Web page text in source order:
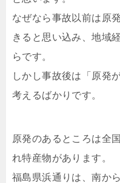
なぜなら事故以前は原
きると思い込み、地域
らです。
しかし事故後は「原発
考えるばかりです。
原発のあるところは全
れ特産物があります。
福島県浜通りは、南か